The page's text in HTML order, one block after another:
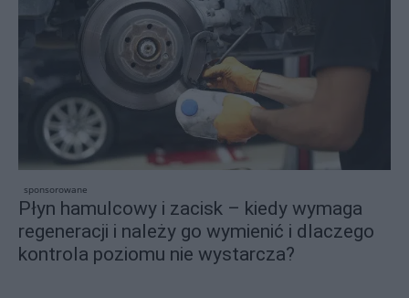
sponsorowane
Płyn hamulcowy i zacisk – kiedy wymaga
regeneracji i należy go wymienić i dlaczego
kontrola poziomu nie wystarcza?